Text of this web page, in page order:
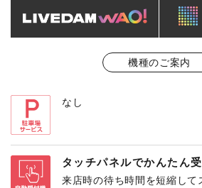
機種のご案内
なし
タッチパネルでかんたん
来店時の待ち時間を短縮して